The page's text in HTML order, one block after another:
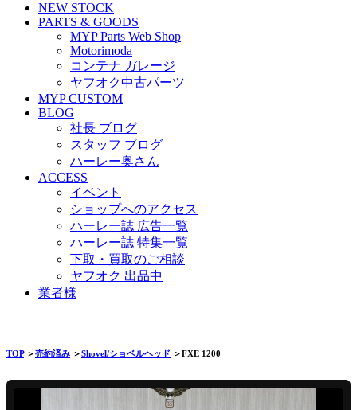
NEW STOCK
PARTS & GOODS
MYP Parts Web Shop
Motorimoda
コンテナ ガレージ
ヤフオク中古パーツ
MYP CUSTOM
BLOG
社長 ブログ
スタッフ ブログ
ハーレー奥さん
ACCESS
イベント
ショップへのアクセス
ハーレー誌 広告一覧
ハーレー誌 特集一覧
下取・買取のご相談
ヤフオク 出品中
業者様
TOP＞売約済み ＞Shovel/ショベルヘッド ＞FXE 1200